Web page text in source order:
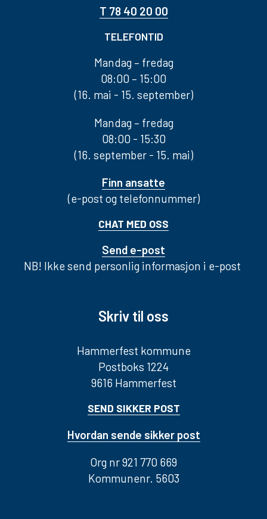
T 78 40 20 00
TELEFONTID
Mandag – fredag
08:00 – 15:00
(16. mai - 15. september)
Mandag – fredag
08:00 - 15:30
(16. september - 15. mai)
Finn ansatte
(e-post og telefonnummer)
CHAT MED OSS
Send e-post
NB! Ikke send personlig informasjon i e-post
Skriv til oss
Hammerfest kommune
Postboks 1224
9616 Hammerfest
SEND SIKKER POST
Hvordan sende sikker post
Org nr 921 770 669
Kommunenr. 5603